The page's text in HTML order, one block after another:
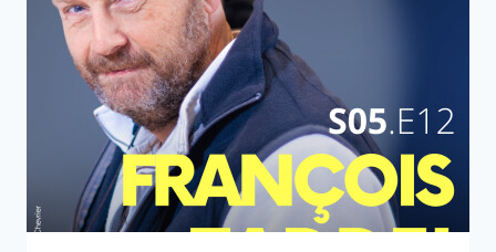
DIALOGUER
|
MARION
GENAIVRE